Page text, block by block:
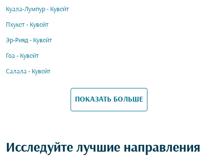
Куала-Лумпур - Кувейт
Пхукет - Кувейт
Эр-Рияд - Кувейт
Гоа - Кувейт
Салала - Кувейт
ПОКАЗАТЬ БОЛЬШЕ
Исследуйте лучшие направления